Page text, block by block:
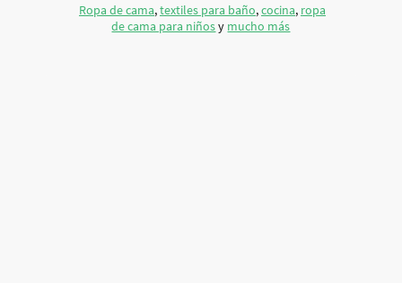
Ropa de cama,textiles para baño,cocina, ropa
de cama para niñosy mucho más